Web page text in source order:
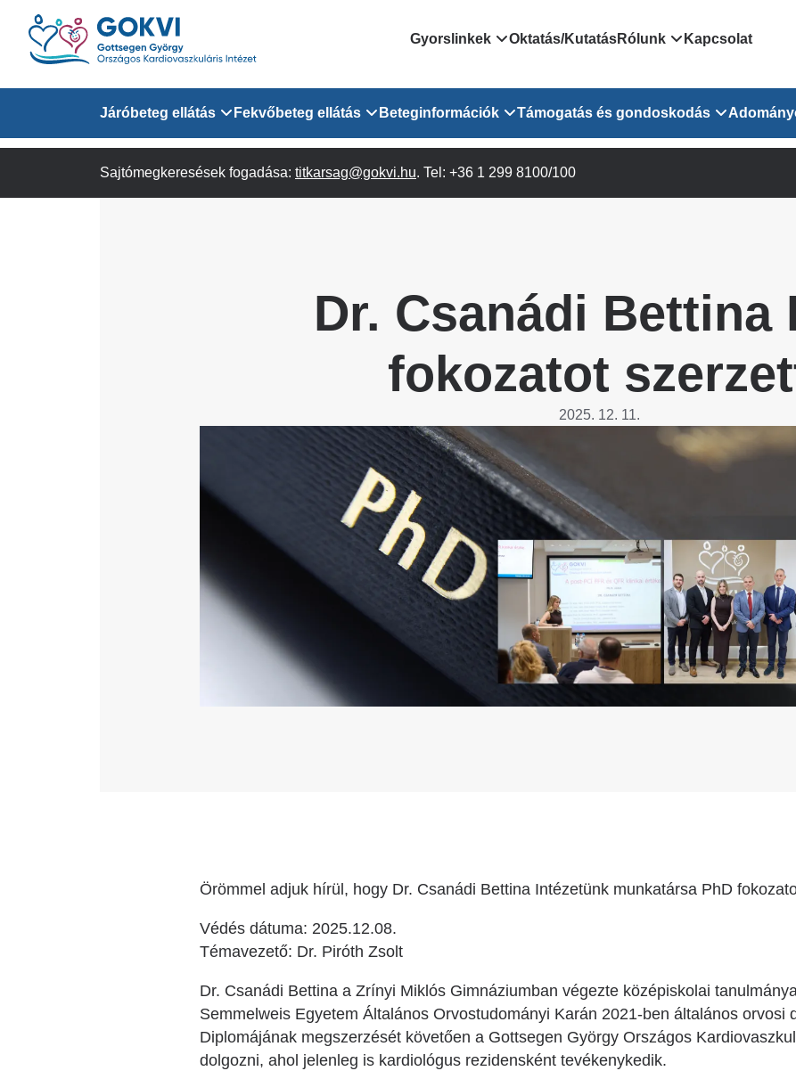
Ugrás
tartalomra
Domain
menu
for
GOKVI
Gyorslinkek
Országos Online Várólista
EESZT - Egészségablak
Egységes alapellátási ügyeleti
rendszer
Háziorvosi körzetek Pest
vármegyére vonatkozóan
Patika ügyeleti link Pest
vármegyére vonatkozóan
Egészségértés
Nemzeti szívinfarktus regiszter
Oktatás/KutatásRólunk
Rendezvényeink
Közérdekű adatok
Kapcsolat
Domain
menu
Járóbeteg ellátás
Járóbeteg Információk
Fekvőbeteg ellátás
Felnőtt Kardiológiai Osztály
Felnőtt Szív- és Érsebészet
Sürgősségi Betegellátó Osztály
Katéter Terápiás Osztály
Kardiológiai Képalkotó Osztály
Radiológiai Osztály
Beteginformációk
Orvosaink
lekérése
kikérő lap
Látogatóknak
Szolgáltatásaink
A szív atlasza
Támogatás és gondoskodás
Pszichológusok
felnőtt betegeinknek
Szociális munkás
Rehabilitáció Füreden
Sajtómegkeresések fogadása: titkarsag@gokvi.hu. Tel: +36 1 299 8100/100
Dr. Csanádi Bettina
fokozatot
2025. 12. 11.
Örömmel adjuk hírül, hogy Dr. Csanádi Bettina Intézetünk munkatársa PhD
Védés dátuma: 2025.12.08.
Témavezető: Dr. Piróth Zsolt
Dr. Csanádi Bettina a Zrínyi Miklós Gimnáziumban végezte középiskolai
Semmelweis Egyetem Általános Orvostudományi Karán 2021-ben általános orvosi
Diplomájának megszerzését követően a Gottsegen György Országos
dolgozni, ahol jelenleg is kardiológus rezidensként tevékenykedik.